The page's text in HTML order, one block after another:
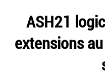
ASH21
extensions